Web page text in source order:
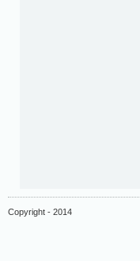
Copyright - 2014